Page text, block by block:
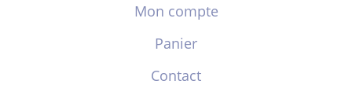
Mon compte
Panier
Contact